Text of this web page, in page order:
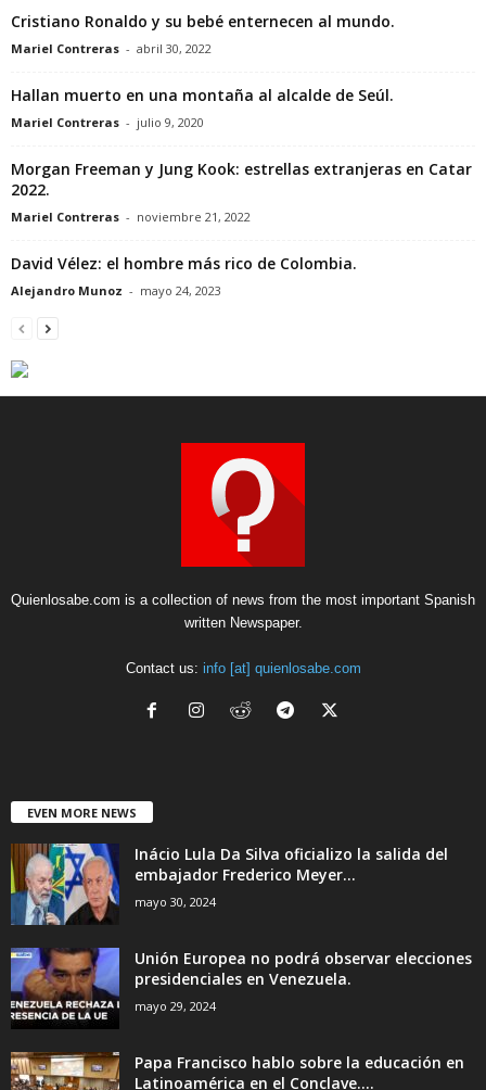
Cristiano Ronaldo y su bebé enternecen al mundo.
Mariel Contreras - abril 30, 2022
Hallan muerto en una montaña al alcalde de Seúl.
Mariel Contreras - julio 9, 2020
Morgan Freeman y Jung Kook: estrellas extranjeras en Catar
2022.
Mariel Contreras - noviembre 21, 2022
David Vélez: el hombre más rico de Colombia.
Alejandro Munoz - mayo 24, 2023
Quienlosabe.com is a collection of news from the most important Spanish
written Newspaper.
Contact us: info [at] quienlosabe.com
EVEN MORE NEWS
Inácio Lula Da Silva oficializo la salida del
embajador Frederico Meyer...
mayo 30, 2024
Unión Europea no podrá observar elecciones
presidenciales en Venezuela.
mayo 29, 2024
Papa Francisco hablo sobre la educación en
Latinoamérica en el Conclave....